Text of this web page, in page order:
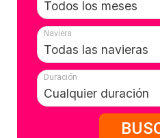
Naviera
Duración